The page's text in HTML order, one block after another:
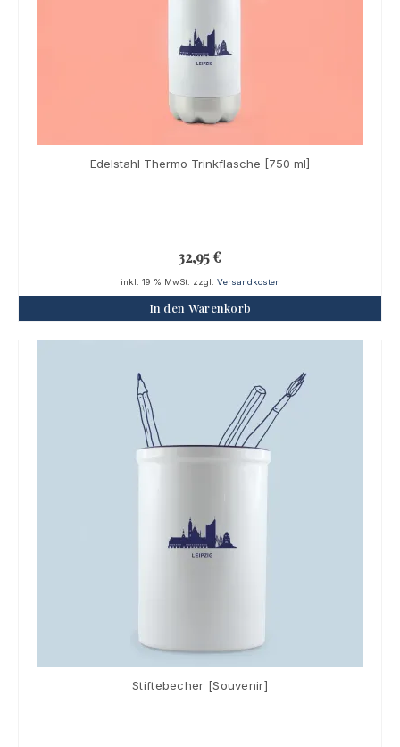
Edelstahl Thermo Trinkflasche [750 ml]
32,95€
inkl. 19 % MwSt. zzgl. Versandkosten
In den Warenkorb
Stiftebecher [Souvenir]